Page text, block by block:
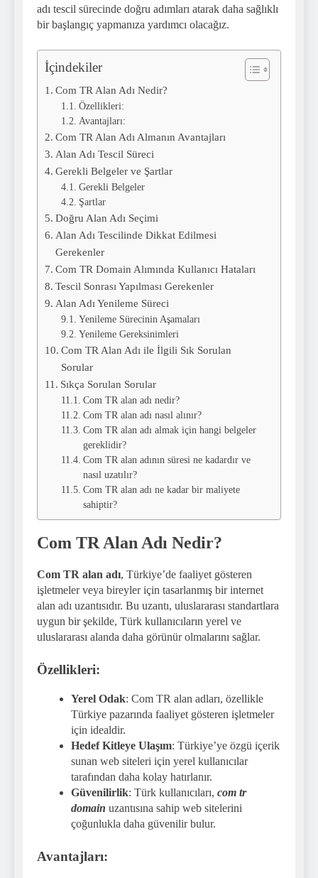
adı tescil sürecinde doğru adımları atarak daha sağlıklı
bir başlangıç yapmanıza yardımcı olacağız.
İçindekiler
Com TR Alan Adı Nedir?
Özellikleri:
Avantajları:
Com TR Alan Adı Almanın Avantajları
Alan Adı Tescil Süreci
Gerekli Belgeler ve Şartlar
Gerekli Belgeler
Şartlar
Doğru Alan Adı Seçimi
Alan Adı Tescilinde Dikkat Edilmesi
Gerekenler
Com TR Domain Alımında Kullanıcı Hataları
Tescil Sonrası Yapılması Gerekenler
Alan Adı Yenileme Süreci
Yenileme Sürecinin Aşamaları
Yenileme Gereksinimleri
Com TR Alan Adı ile İlgili Sık Sorulan
Sorular
Sıkça Sorulan Sorular
Com TR alan adı nedir?
Com TR alan adı nasıl alınır?
Com TR alan adı almak için hangi belgeler
gereklidir?
Com TR alan adının süresi ne kadardır ve
nasıl uzatılır?
Com TR alan adı ne kadar bir maliyete
sahiptir?
Com TR Alan Adı Nedir?
Com TR alan adı, Türkiye’de faaliyet gösteren
işletmeler veya bireyler için tasarlanmış bir internet
alan adı uzantısıdır. Bu uzantı, uluslararası standartlara
uygun bir şekilde, Türk kullanıcıların yerel ve
uluslararası alanda daha görünür olmalarını sağlar.
Özellikleri:
Yerel Odak: Com TR alan adları, özellikle
Türkiye pazarında faaliyet gösteren işletmeler
için idealdir.
Hedef Kitleye Ulaşım: Türkiye’ye özgü içerik
sunan web siteleri için yerel kullanıcılar
tarafından daha kolay hatırlanır.
Güvenilirlik: Türk kullanıcıları, com tr
domain uzantısına sahip web sitelerini
çoğunlukla daha güvenilir bulur.
Avantajları: